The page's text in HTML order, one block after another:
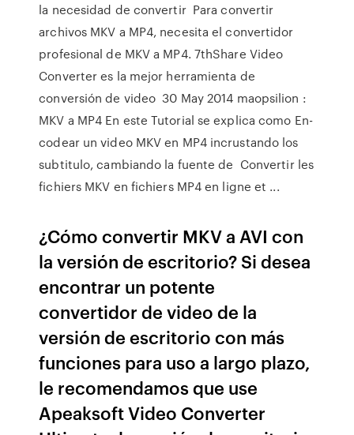
la necesidad de convertir Para convertir
archivos MKV a MP4, necesita el convertidor
profesional de MKV a MP4. 7thShare Video
Converter es la mejor herramienta de
conversión de video 30 May 2014 maopsilion :
MKV a MP4 En este Tutorial se explica como En-
codear un video MKV en MP4 incrustando los
subtitulo, cambiando la fuente de Convertir les
fichiers MKV en fichiers MP4 en ligne et ...
¿Cómo convertir MKV a AVI con
la versión de escritorio? Si desea
encontrar un potente
convertidor de video de la
versión de escritorio con más
funciones para uso a largo plazo,
le recomendamos que use
Apeaksoft Video Converter